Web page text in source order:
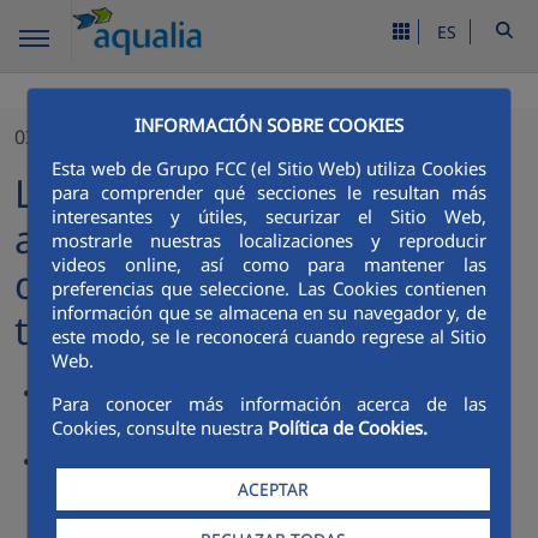
INFORMACIÓN SOBRE COOKIES
Esta web de Grupo FCC (el Sitio Web) utiliza Cookies
para comprender qué secciones le resultan más
interesantes y útiles, securizar el Sitio Web,
mostrarle nuestras localizaciones y reproducir
videos online, así como para mantener las
preferencias que seleccione. Las Cookies contienen
información que se almacena en su navegador y, de
este modo, se le reconocerá cuando regrese al Sitio
Web.
Para conocer más información acerca de las
Cookies, consulte nuestra Política de Cookies.
ACEPTAR
ES
03/03/2025
La gestión eficiente del
agua es necesaria para el
desarrollo de destinos
turísticos: Los Cabos
Los Cabos se consolidó como tercer destino de playa más
visitado en México por su diversidad en el turismo de
placer y de negocios
nivel mundial, apuesta por la innovación tecnológica, la
gestión eficiente del agua y la digitalización para el
desarrollo turístico sostenible de diversas regiones